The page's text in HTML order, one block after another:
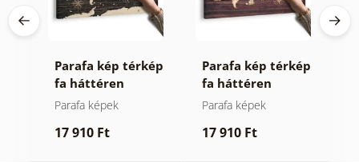
Parafa kép térkép
fa háttéren
Parafa képek
17 910 Ft
Parafa kép térkép
fa háttéren
Parafa képek
17 910 Ft